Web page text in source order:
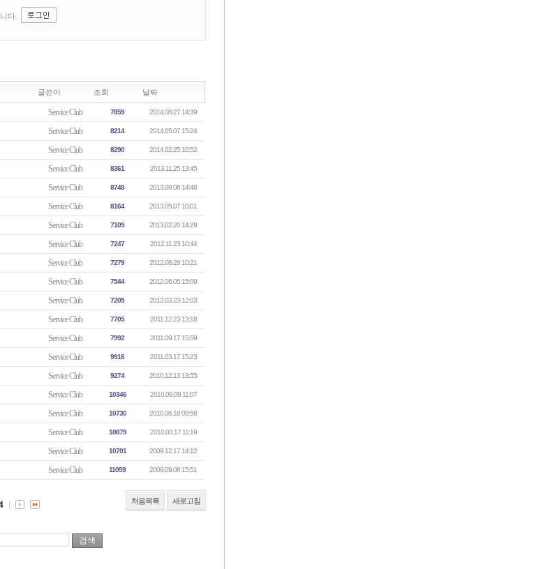
글쓴이 조회 날짜
Service Club 7859 2014.08.27 14:39
Service Club 8214 2014.05.07 15:24
Service Club 8290 2014.02.25 10:52
Service Club 8361 2013.11.25 13:45
Service Club 8748 2013.08.06 14:48
Service Club 8164 2013.05.07 10:01
Service Club 7109 2013.02.20 14:29
Service Club 7247 2012.11.23 10:44
Service Club 7279 2012.08.28 10:21
Service Club 7544 2012.06.05 15:09
Service Club 7205 2012.03.23 12:03
Service Club 7705 2011.12.23 13:18
Service Club 7992 2011.09.17 15:59
Service Club 9916 2011.03.17 15:23
Service Club 9274 2010.12.13 13:55
Service Club 10346 2010.09.09 11:07
Service Club 10730 2010.06.18 09:58
Service Club 10879 2010.03.17 11:19
Service Club 10701 2009.12.17 14:12
Service Club 11059 2009.09.08 15:51
처음목록 새로고침